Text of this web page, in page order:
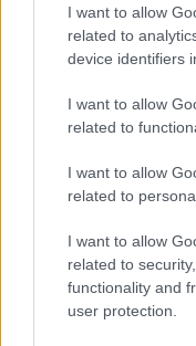
I want to allow
related to
device identifiers
I want to allow
related to
I want to allow
related to
I want to allow
related to
functionality and
user protection.